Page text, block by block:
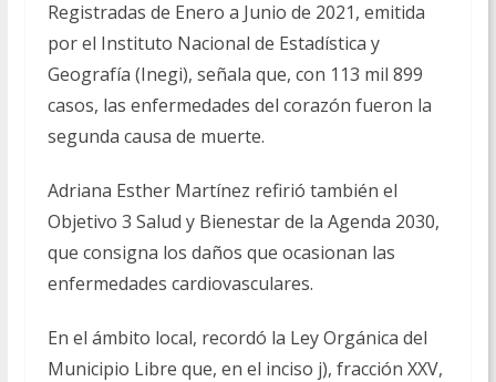
Registradas de Enero a Junio de 2021, emitida
por el Instituto Nacional de Estadística y
Geografía (Inegi), señala que, con 113 mil 899
casos, las enfermedades del corazón fueron la
segunda causa de muerte.
Adriana Esther Martínez refirió también el
Objetivo 3 Salud y Bienestar de la Agenda 2030,
que consigna los daños que ocasionan las
enfermedades cardiovasculares.
En el ámbito local, recordó la Ley Orgánica del
Municipio Libre que, en el inciso j), fracción XXV,